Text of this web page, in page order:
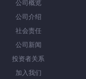
公司概览
公司介绍
社会责任
公司新闻
投资者关系
加入我们